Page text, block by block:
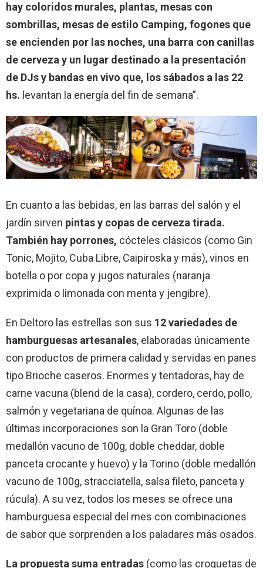
hay coloridos murales, plantas, mesas con
sombrillas, mesas de estilo Camping, fogones que
se encienden por las noches, una barra con canillas
de cerveza y un lugar destinado a la presentación
de DJs y bandas en vivo que, los sábados a las 22
hs. levantan la energía del fin de semana”.
En cuanto a las bebidas, en las barras del salón y el
jardín sirven pintas y copas de cerveza tirada.
También hay porrones, cócteles clásicos (como Gin
Tonic, Mojito, Cuba Libre, Caipiroska y más), vinos en
botella o por copa y jugos naturales (naranja
exprimida o limonada con menta y jengibre).
En Deltoro las estrellas son sus 12 variedades de
hamburguesas artesanales, elaboradas únicamente
con productos de primera calidad y servidas en panes
tipo Brioche caseros. Enormes y tentadoras, hay de
carne vacuna (blend de la casa), cordero, cerdo, pollo,
salmón y vegetariana de quínoa. Algunas de las
últimas incorporaciones son la Gran Toro (doble
medallón vacuno de 100g, doble cheddar, doble
panceta crocante y huevo) y la Torino (doble medallón
vacuno de 100g, stracciatella, salsa fileto, panceta y
rúcula). A su vez, todos los meses se ofrece una
hamburguesa especial del mes con combinaciones
de sabor que sorprenden a los paladares más osados.
La propuesta suma entradas (como las croquetas de